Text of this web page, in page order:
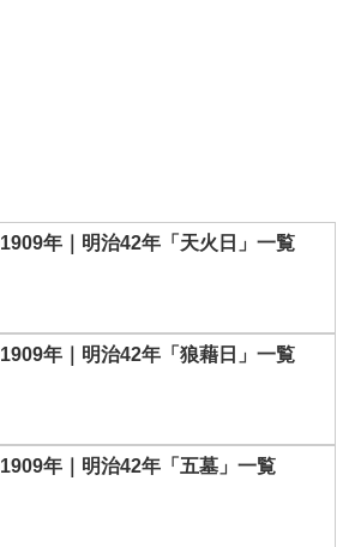
1909年｜明治42年「天火日」一覧
1909年｜明治42年「狼藉日」一覧
1909年｜明治42年「五墓」一覧